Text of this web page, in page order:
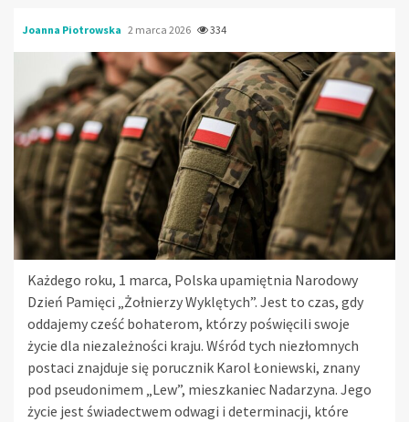
Joanna Piotrowska 2 marca 2026 334
Każdego roku, 1 marca, Polska upamiętnia Narodowy
Dzień Pamięci „Żołnierzy Wyklętych”. Jest to czas, gdy
oddajemy cześć bohaterom, którzy poświęcili swoje
życie dla niezależności kraju. Wśród tych niezłomnych
postaci znajduje się porucznik Karol Łoniewski, znany
pod pseudonimem „Lew”, mieszkaniec Nadarzyna. Jego
życie jest świadectwem odwagi i determinacji, które